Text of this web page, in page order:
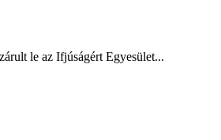
le az Ifjúságért Egyesület...